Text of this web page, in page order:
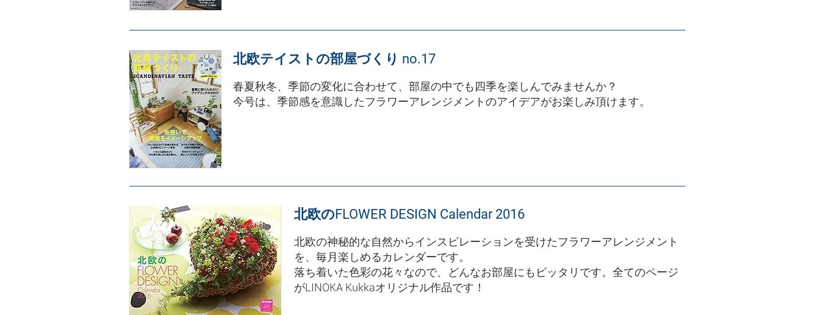
北欧テイストの部屋づくり no.17
春夏秋冬、季節の変化に合わせて、部屋の中でも四季を楽しんでみませんか？
今号は、季節感を意識したフラワーアレンジメントのアイデアがお楽しみ頂けます。
北欧のFLOWER DESIGN Calendar 2016
北欧の神秘的な自然からインスピレーションを受けたフラワーアレンジメント
を、毎月楽しめるカレンダーです。
落ち着いた色彩の花々なので、どんなお部屋にもピッタリです。全てのページ
がLINOKA Kukkaオリジナル作品です！